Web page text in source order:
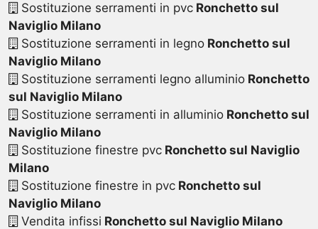
Sostituzione serramenti in pvcRonchetto sul
Naviglio Milano
Sostituzione serramenti in legnoRonchetto sul
Naviglio Milano
Sostituzione serramenti legno alluminioRonchetto
sul Naviglio Milano
Sostituzione serramenti in alluminioRonchetto sul
Naviglio Milano
Sostituzione finestre pvcRonchetto sul Naviglio
Milano
Sostituzione finestre in pvcRonchetto sul
Naviglio Milano
Vendita infissi Ronchetto sul Naviglio Milano